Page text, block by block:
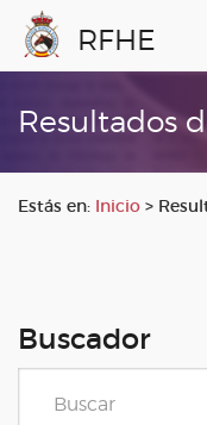
RFHE
Resultados
Estás en: Inicio >
Buscador